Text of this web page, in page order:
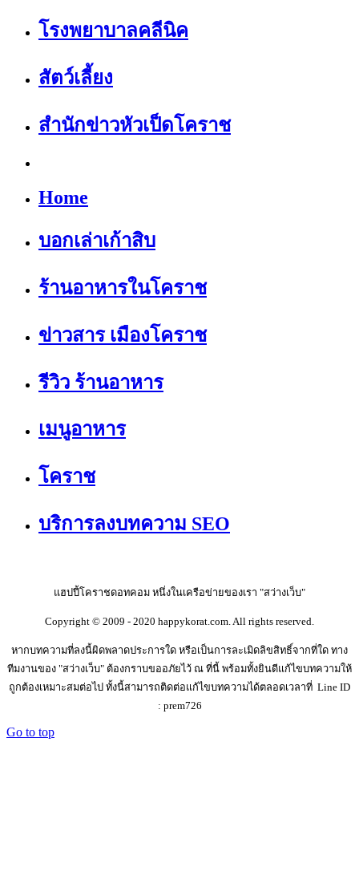
โรงพยาบาลคลีนิค
สัตว์เลี้ยง
สำนักข่าวหัวเป็ดโคราช
Home
บอกเล่าเก้าสิบ
ร้านอาหารในโคราช
ข่าวสาร เมืองโคราช
รีวิว ร้านอาหาร
เมนูอาหาร
โคราช
บริการลงบทความ SEO
แฮปปี้โคราชดอทคอม หนึ่งในเครือข่ายของเรา "สว่างเว็บ"
Copyright © 2009 - 2020 happykorat.com. All rights reserved.
หากบทความที่ลงนี้ผิดพลาดประการใด หรือเป็นการละเมิดลิขสิทธิ์จากที่ใด ทาง
ทีมงานของ "สว่างเว็บ" ต้องกราบขออภัยไว้ ณ ที่นี้ พร้อมทั้งยินดีแก้ไขบทความให้
ถูกต้องเหมาะสมต่อไป ทั้งนี้สามารถติดต่อแก้ไขบทความได้ตลอดเวลาที่ Line ID
: prem726
Go to top